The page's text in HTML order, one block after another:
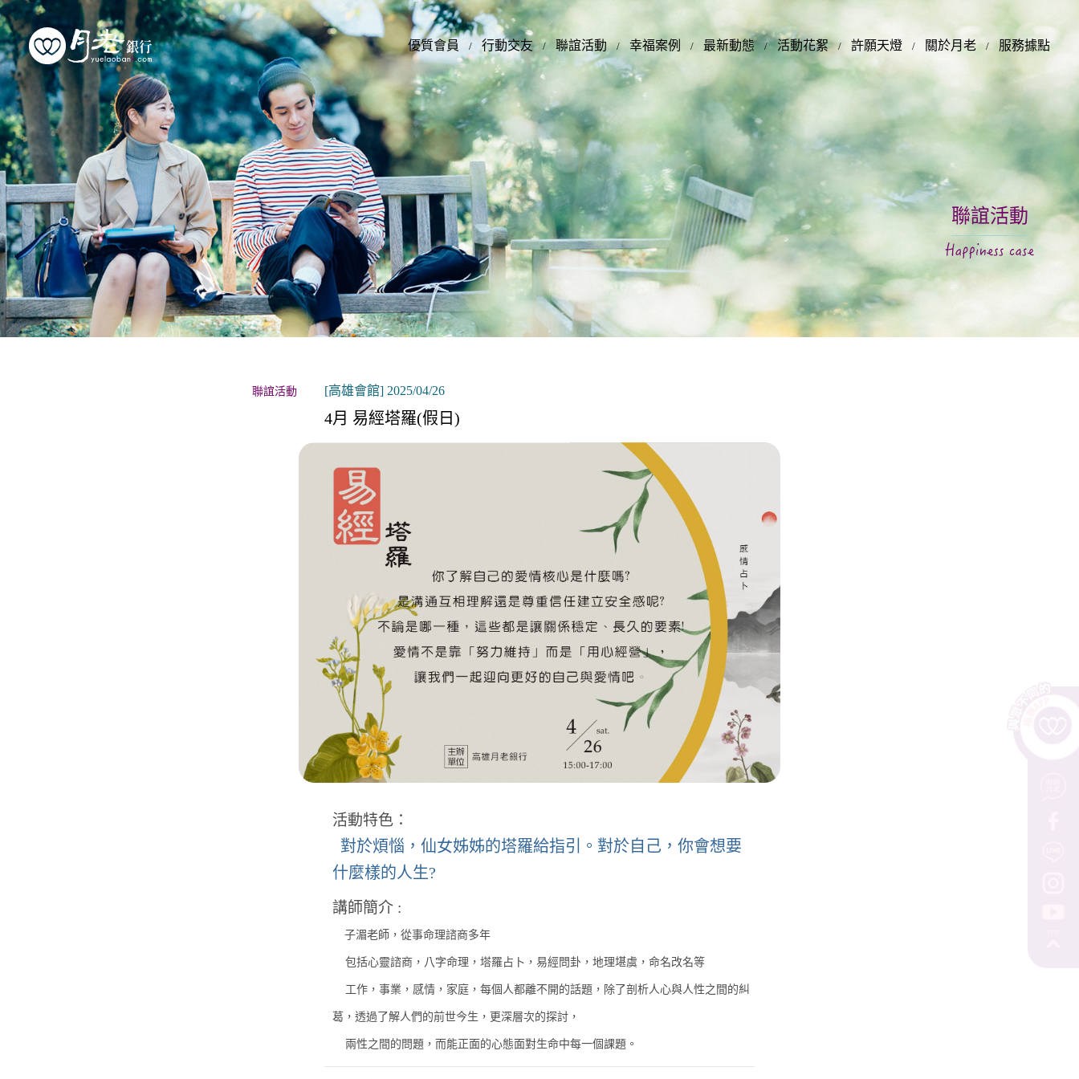
優質會員 行動交友 聯誼活動 幸福案例 最新動態 活動花絮 許願天燈 關於月老 服務據點
優質會員
行動交友
聯誼活動
幸福案例
最新動態
活動花絮
許願天燈
聯誼活動
聯誼活動 [高雄會館] 2025/04/26
4月 易經塔羅(假日)
活動特色：
對於煩惱，仙女姊姊的塔羅給指引。 對於自己，你會想要
什麼樣的人生?
講師簡介 :
子湄老師，從事命理諮商多年
包括心靈諮商，八字命理，塔羅占卜，易經問卦，地理堪虞，命名改名等
工作，事業，感情，家庭，每個人都離不開的話題，除了剖析人心與人性之間的糾
葛，透過了解人們的前世今生，更深層次的探討，
兩性之間的問題，而能正面的心態面對生命中每一個課題。